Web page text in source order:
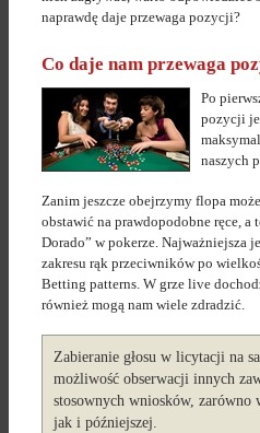
naprawdę daje przewaga pozycji?
Co daje nam przewaga
Po
pozycji
naszych
Zanim jeszcze obejrzymy flopa
obstawić na prawdopodobne ręce,
Dorado” w pokerze. Najważniejsza
zakresu rąk przeciwników po
Betting patterns. W grze live
również mogą nam wiele zdradzić.
Zabieranie głosu w licytacji na
możliwość obserwacji innych
stosownych wniosków, zarówno
jak i późniejszej.